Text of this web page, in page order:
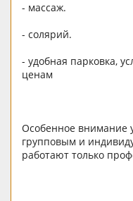
- массаж.
- солярий.
- удобная парковка,
ценам
Особенное внимание
групповым и
работают только